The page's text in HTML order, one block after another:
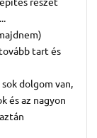
tart és
dolgom van,
és az nagyon